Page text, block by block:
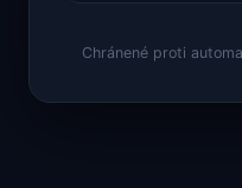
Chránené proti